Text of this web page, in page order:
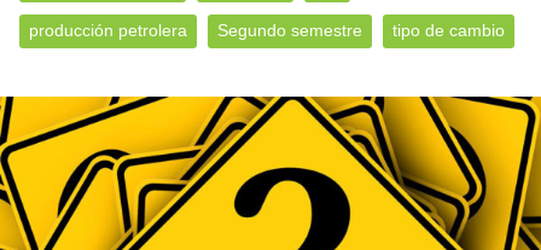
producción petrolera Segundo semestre tipo de cambio